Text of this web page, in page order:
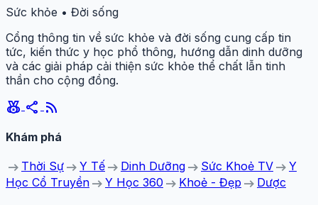
Sức khỏe • Đời sống
Cổng thông tin về sức khỏe và đời sống cung cấp tin
tức, kiến thức y học phổ thông, hướng dẫn dinh dưỡng
và các giải pháp cải thiện sức khỏe thể chất lẫn tinh
thần cho cộng đồng.
social_leaderboard share rss_feed
Khám phá
arrow_right_alt Thời Sự arrow_right_alt Y Tế arrow_right_alt Dinh Dưỡng arrow_right_alt Sức Khoẻ TV arrow_right_alt Y
Học Cổ Truyền arrow_right_alt Y Học 360 arrow_right_alt Khoẻ - Đẹp arrow_right_alt Dược